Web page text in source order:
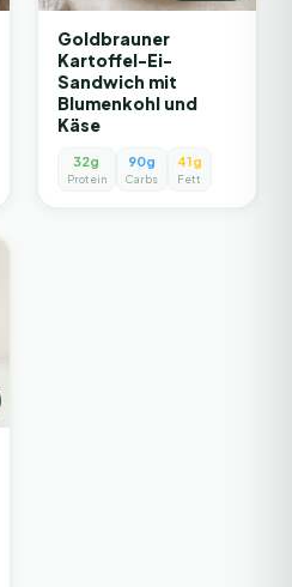
Goldbrauner
Kartoffel-Ei-
Sandwich mit
Blumenkohl und
Käse
32g
Protein
90g
Carbs
41g
Fett